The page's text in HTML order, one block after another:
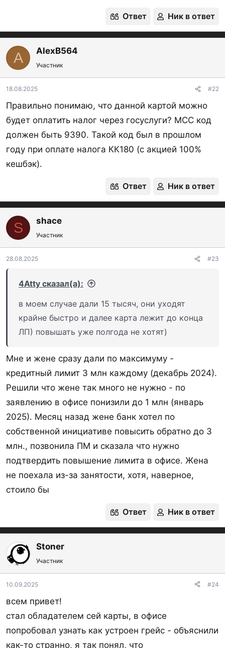
Во всех остальных случаях — 590 ₽ в месяц.
Размер кэшбэка- максимальный размер 10 000
₽ в месяц
5% кэшбэка по категориям:
●Одежда и обувь
5631, 5651, 5661, 5681, 5691, 5699, 5931, 5948)
● Такси и Общественный транспорт(4111, 4112,
4121,4131)
● Рестораны (5811, 5812, 5814)
●Аптеки(5122, 5912, 5976, 8043)
Остальное 1%
6010, 6011, 6012, 6050, 6051, 6211, 6529, 6530,
6531, 6532–6538, 6540, 7299, 7311, 7372, 7399,
7995, 8999, 9211, 9222, 9223, 9311, 9399, 9402,
9754. Приравнивается к снятию нала: 6012, 6050,
6051, 6529, 6530, 9754, 4829, 6534, 6536, 6537,
6538, 6211, 6540, 6531, 6532, 6533, 7995.
меньшую сторону, кратную 100 рублей
Выплата: рублями на счёт карты не позднее
последнего рабочего дня следующего за
отчётным месяца.
Комиссия за снятие наличных по кредитке
комиссии до 100 000 ₽ ежемесячно в
банкоматах любых банков. Свыше 100 000 ₽ -
5,9% + 590 ₽. За перевод - 4,9%+390 ₽. Всё не в
грейс, если что!
Информирование об операциях - В первый
календарный месяц – 0 ₽, со 2-го месяца: 99 ₽ в
месяц.
Оплата ЖКУ и связи возможна из приложения и
интернет-банка в грейс!
Кредитный лимит
Процентная ставка (годовых), в случае вылета из
грейса - 56,42% - 59,99% – процентная ставка за
пользование кредитом и по операциям за снятие
наличных и переводы денежных средств (снятие
и переводы не в грейсе, только покупки в
грейсе).
Обязательный ежемесячный платёж - 3 % от
остатка задолженности на конец расчетного
периода (календарного месяца), минимум 500 ₽.
Требование к клиенту:
Ответ Ник в ответ
A AlexB564
Участник
18.08.2025 #22
Правильно понимаю, что данной картой можно
будет оплатить налог через госуслуги? MCC код
должен быть 9390. Такой код был в прошлом
году при оплате налога КК180 (с акцией 100%
кешбэк).
Ответ Ник в ответ
S shace
Участник
28.08.2025 #23
4Atty сказал(а):
в моем случае дали 15 тысяч, они уходят
крайне быстро и далее карта лежит до конца
ЛП) повышать уже полгода не хотят)
Мне и жене сразу дали по максимуму -
кредитный лимит 3 млн каждому (декабрь 2024).
Решили что жене так много не нужно - по
заявлению в офисе понизили до 1 млн (январь
2025). Месяц назад жене банк хотел по
собственной инициативе повысить обратно до 3
млн., позвонила ПМ и сказала что нужно
подтвердить повышение лимита в офисе. Жена
не поехала из-за занятости, хотя, наверное,
стоило бы
Ответ Ник в ответ
Stoner
Участник
10.09.2025 #24
всем привет!
стал обладателем сей карты, в офисе
попробовал узнать как устроен грейс - объяснили
как-то странно, я так понял, что